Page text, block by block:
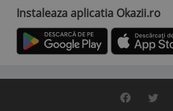
Instaleaza aplicatia Okazii.ro